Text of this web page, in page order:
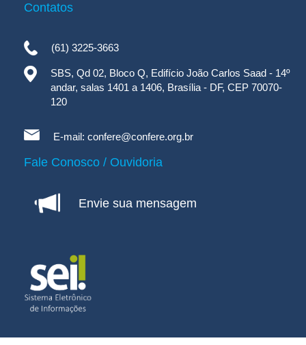
Contatos
(61) 3225-3663
SBS, Qd 02, Bloco Q, Edifício João Carlos Saad - 14º
andar, salas 1401 a 1406, Brasília - DF, CEP 70070-
120
E-mail: confere@confere.org.br
Fale Conosco / Ouvidoria
Envie sua mensagem